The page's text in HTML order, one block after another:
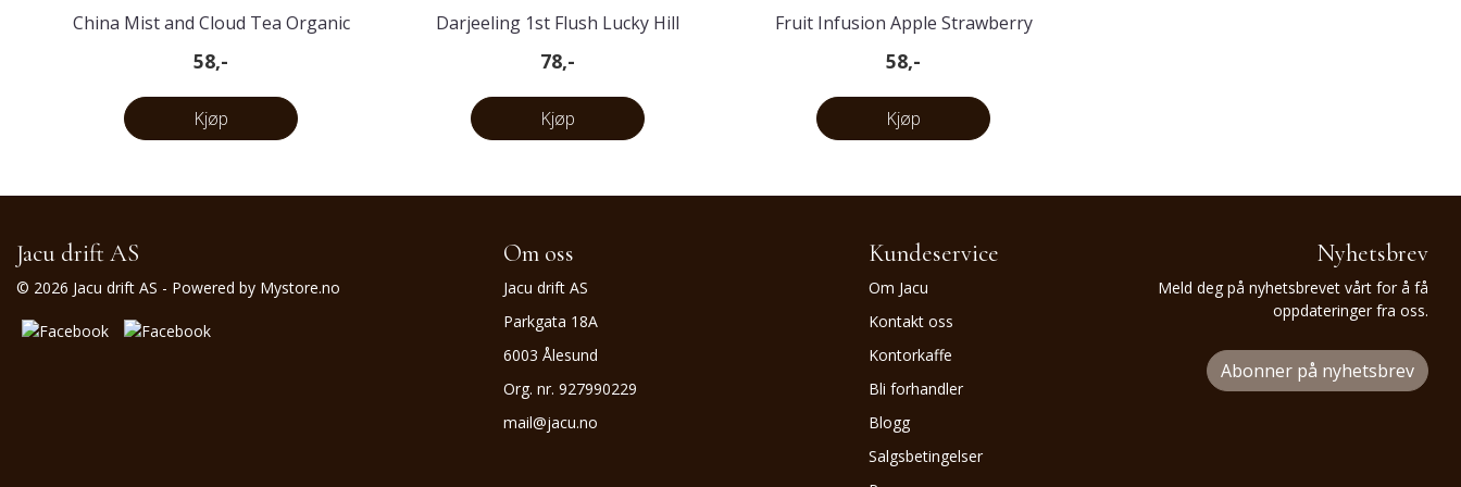
China Mist and Cloud Tea Organic
58,-
Kjøp
Darjeeling 1st Flush Lucky Hill
78,-
Kjøp
Fruit Infusion Apple Strawberry
Rhubarb
58,-
Kjøp
Jacu drift AS
© 2026 Jacu drift AS - Powered by Mystore.no
Om oss
Jacu drift AS
Parkgata 18A
6003 Ålesund
Org. nr. 927990229
mail@jacu.no
Kundeservice
Om Jacu
Kontakt oss
Kontorkaffe
Bli forhandler
Blogg
Salgsbetingelser
Nyhetsbrev
Meld deg på nyhetsbrevet vårt for å få
oppdateringer fra oss.
Abonner på nyhetsbrev